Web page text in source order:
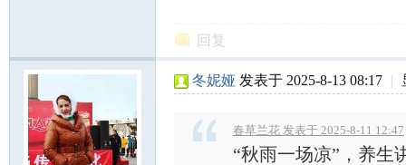
回复
冬妮娅 发表于 2025-8-13 08:17 |
春草兰花 发表于 2025-8-11 12:47
“秋雨一场凉”，养生